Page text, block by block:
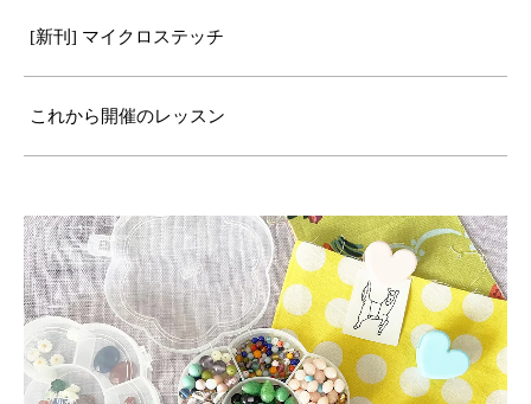
[新刊] マイクロステッチ
これから開催のレッスン